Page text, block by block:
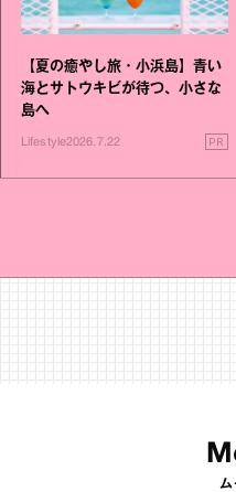
【夏の癒やし旅・小浜島】青い
海とサトウキビが待つ、小さな
島へ
Lifestyle2026.7.22 PR
ム